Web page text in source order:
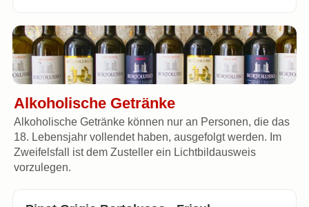
Alkoholische Getränke
Alkoholische Getränke können nur an Personen, die das
18. Lebensjahr vollendet haben, ausgefolgt werden. Im
Zweifelsfall ist dem Zusteller ein Lichtbildausweis
vorzulegen.